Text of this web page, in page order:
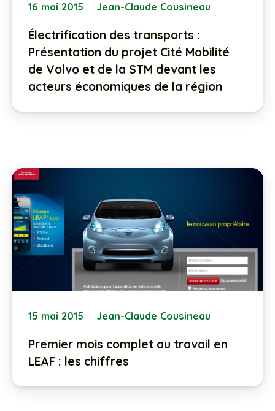
16 mai 2015 Jean-Claude Cousineau
Électrification des transports :
Présentation du projet Cité Mobilité
de Volvo et de la STM devant les
acteurs économiques de la région
15 mai 2015 Jean-Claude Cousineau
Premier mois complet au travail en
LEAF : les chiffres